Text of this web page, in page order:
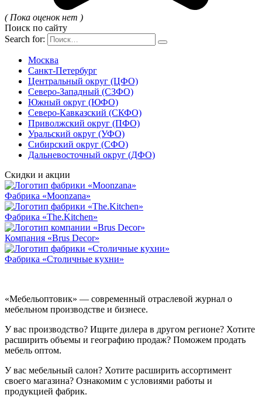
( Пока оценок нет )
Поиск по сайту
Search for:
Москва
Санкт-Петербург
Центральный округ (ЦФО)
Северо-Западный (СЗФО)
Южный округ (ЮФО)
Северо-Кавказский (СКФО)
Приволжский округ (ПФО)
Уральский округ (УФО)
Сибирский округ (СФО)
Дальневосточный округ (ДФО)
Скидки и акции
Фабрика «Moonzana»
Фабрика «The.Kitchen»
Компания «Brus Decor»
Фабрика «Столичные кухни»
«Мебельоптовик» — современный отраслевой журнал о
мебельном производстве и бизнесе.
У вас производство? Ищите дилера в другом регионе? Хотите
расширить объемы и географию продаж? Поможем продать
мебель оптом.
У вас мебельный салон? Хотите расширить ассортимент
своего магазина? Ознакомим с условиями работы и
продукцией фабрик.